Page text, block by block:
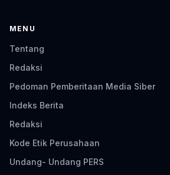
MENU
Tentang
Redaksi
Pedoman Pemberitaan Media Siber
Indeks Berita
Redaksi
Kode Etik Perusahaan
Undang- Undang PERS